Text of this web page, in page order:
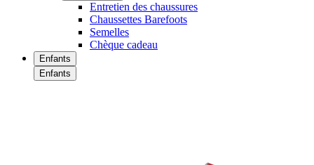
Entretien des chaussures
Chaussettes Barefoots
Semelles
Chèque cadeau
Enfants
Enfants